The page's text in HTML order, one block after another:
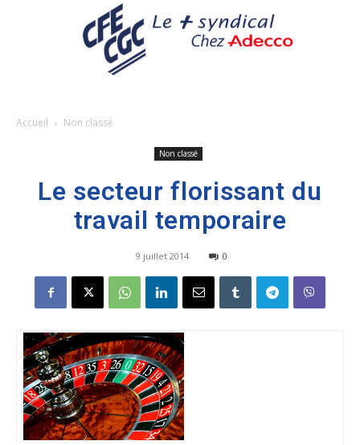
Accueil Non classé
Non classé
Le secteur florissant du
travail temporaire
9 juillet 2014 0